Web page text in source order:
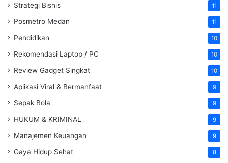
Strategi Bisnis 11
Posmetro Medan 11
Pendidikan 10
Rekomendasi Laptop / PC 10
Review Gadget Singkat 10
Aplikasi Viral & Bermanfaat 9
Sepak Bola 9
HUKUM & KRIMINAL 9
Manajemen Keuangan 9
Gaya Hidup Sehat 8